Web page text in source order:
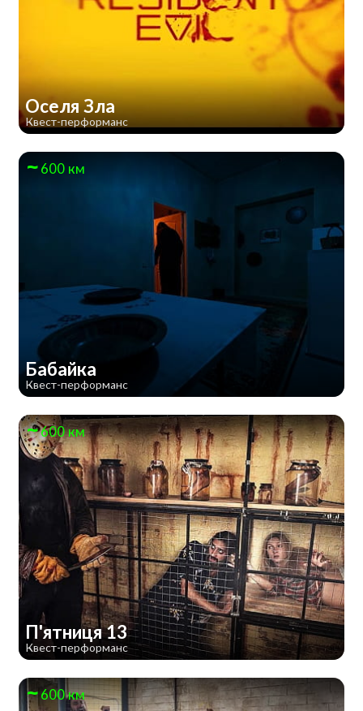
Оселя Зла
Квест-перформанс
600 км
Бабайка
Квест-перформанс
600 км
П'ятниця 13
Квест-перформанс
600 км